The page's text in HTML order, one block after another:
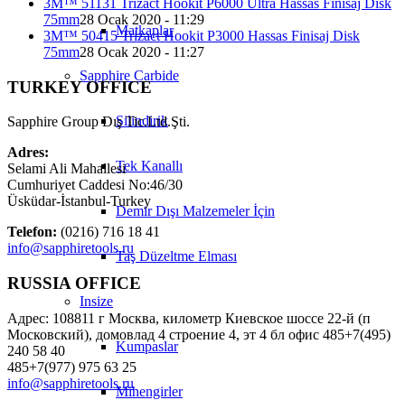
Matkaplar
Sapphire Carbide
Silindirik
Tek Kanallı
Demir Dışı Malzemeler İçin
Taş Düzeltme Elması
Insize
Kumpaslar
Mihengirler
3M™ 51131 Trizact Hookit P6000 Ultra Hassas Finisaj Disk
75mm28 Ocak 2020 - 11:29
3M™ 50415 Trizact Hookit P3000 Hassas Finisaj Disk
75mm28 Ocak 2020 - 11:27
TURKEY OFFICE
Sapphire Group Dış Tic.Ltd.Şti.
Adres:
Selami Ali Mahallesi
Cumhuriyet Caddesi No:46/30
Üsküdar-İstanbul-Turkey
Telefon: (0216) 716 18 41
info@sapphiretools.ru
RUSSIA OFFICE
Адрес: 108811 г Москва, километр Киевское шоссе 22-й (п
Московский), домовлад 4 строение 4, эт 4 бл офис 485+7(495)
240 58 40
485+7(977) 975 63 25
info@sapphiretools.ru